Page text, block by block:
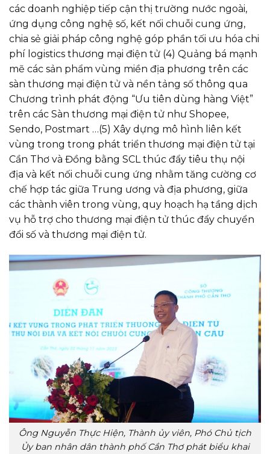
các doanh nghiệp tiếp cận thị trường nước ngoài,
ứng dụng công nghệ số, kết nối chuỗi cung ứng,
chia sẻ giải pháp công nghệ góp phần tối ưu hóa chi
phí logistics thương mại điện tử (4) Quảng bá mạnh
mẽ các sản phẩm vùng miền địa phương trên các
sàn thương mại điện tử và nền tảng số thông qua
Chương trình phát động “Ưu tiên dùng hàng Việt”
trên các Sàn thương mại điện tử như Shopee,
Sendo, Postmart …(5) Xây dựng mô hình liên kết
vùng trong trong phát triển thương mại điện tử tại
Cần Thơ và Đồng bằng SCL thúc đẩy tiêu thụ nội
địa và kết nối chuỗi cung ứng nhằm tăng cường cơ
chế hợp tác giữa Trung ương và địa phương, giữa
các thành viên trong vùng, quy hoạch hạ tầng dịch
vụ hỗ trợ cho thương mại điện tử thúc đẩy chuyển
đổi số và thương mại điện tử.
Ông Nguyễn Thực Hiện, Thành ủy viên, Phó Chủ tịch
Ủy ban nhân dân thành phố Cần Thơ phát biểu khai